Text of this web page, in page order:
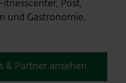
Post,
und Gastronomie.
& Partner ansehen